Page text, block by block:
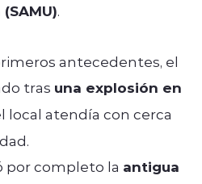
.
antecedentes, el
tras una explosión en
local atendía con cerca
por completo la antigua